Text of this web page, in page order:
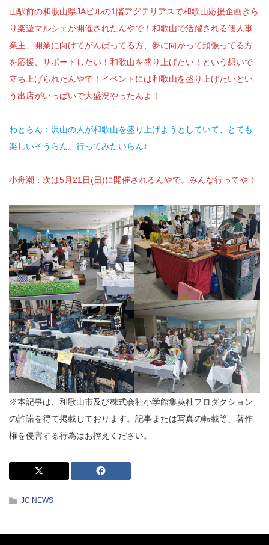
山駅前の和歌山県JAビルの1階アグテリアスで和歌山応援企画きら
り楽遊マルシェが開催されたんやで！和歌山で活躍される個人事
業主、開業に向けてがんばってる方、夢に向かって頑張ってる方
を応援、サポートしたい！和歌山を盛り上げたい！という想いで
立ち上げられたんやて！イベントには和歌山を盛り上げたいとい
う出店がいっぱいで大盛況やったんよ！
わとらん：沢山の人が和歌山を盛り上げようとしていて、とても
楽しいそうらん。行ってみたいらん♪
小舟潮：次は5月21日(日)に開催されるんやで。みんな行ってや！
※本記事は、和歌山市及び株式会社小学館集英社プロダクション
の許諾を得て掲載しております。記事または写真の転載等、著作
権を侵害する行為はお控えください。
JC NEWS